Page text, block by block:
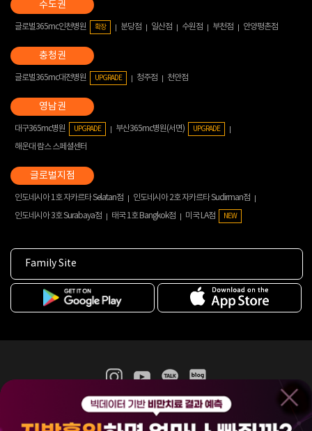
글로벌365mc인천병원 확장 분당점 일산점 수원점 부천점 안양평촌점
글로벌365mc대전병원 UPGRADE 청주점 천안점
대구365mc병원 UPGRADE 부산365mc병원(서면) UPGRADE
해운대 람스 스페셜센터
인도네시아 1호 자카르타 Selatan점
인도네시아 2호 자카르타 Sudirman점
인도네시아 3호 Surabaya점
태국 1호 Bangkok점 미국 LA점 NEW
Family Site
365mc 병·의원 이용약관
홈페이지 이용약관
비급여진료수가